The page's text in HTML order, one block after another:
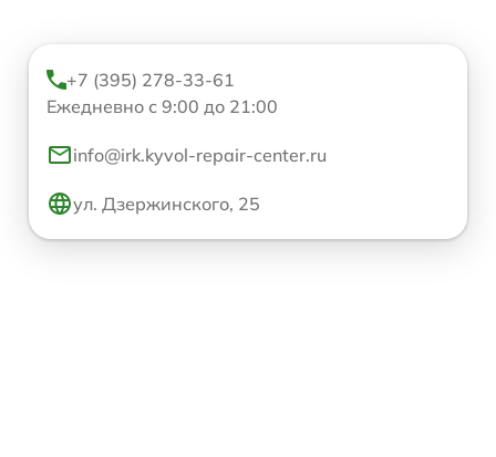
+7 (395) 278-33-61
Ежедневно с 9:00 до 21:00
info@irk.kyvol-repair-center.ru
ул. Дзержинского, 25